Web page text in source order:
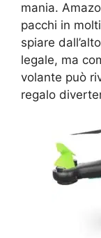
mania.
pacchi in
spiare
legale, ma
volante può
regalo